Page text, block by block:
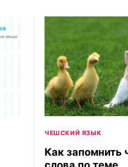
ЧЕШСКИЙ ЯЗЫК
Как запомнить